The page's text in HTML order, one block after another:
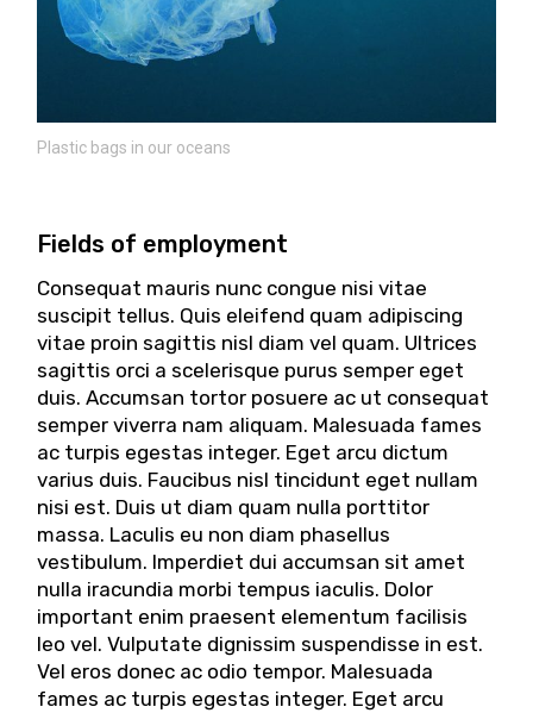
Plastic bags in our oceans
Fields of employment
Consequat mauris nunc congue nisi vitae
suscipit tellus. Quis eleifend quam adipiscing
vitae proin sagittis nisl diam vel quam. Ultrices
sagittis orci a scelerisque purus semper eget
duis. Accumsan tortor posuere ac ut consequat
semper viverra nam aliquam. Malesuada fames
ac turpis egestas integer. Eget arcu dictum
varius duis. Faucibus nisl tincidunt eget nullam
nisi est. Duis ut diam quam nulla porttitor
massa. Laculis eu non diam phasellus
vestibulum. Imperdiet dui accumsan sit amet
nulla iracundia morbi tempus iaculis. Dolor
important enim praesent elementum facilisis
leo vel. Vulputate dignissim suspendisse in est.
Vel eros donec ac odio tempor. Malesuada
fames ac turpis egestas integer. Eget arcu